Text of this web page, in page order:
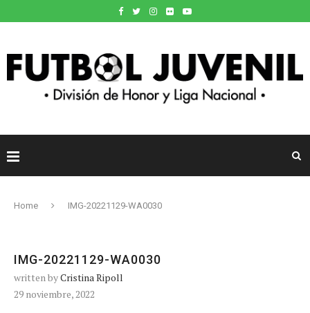
Home IMG-20221129-WA0030
IMG-20221129-WA0030
written byCristina Ripoll
29 noviembre, 2022